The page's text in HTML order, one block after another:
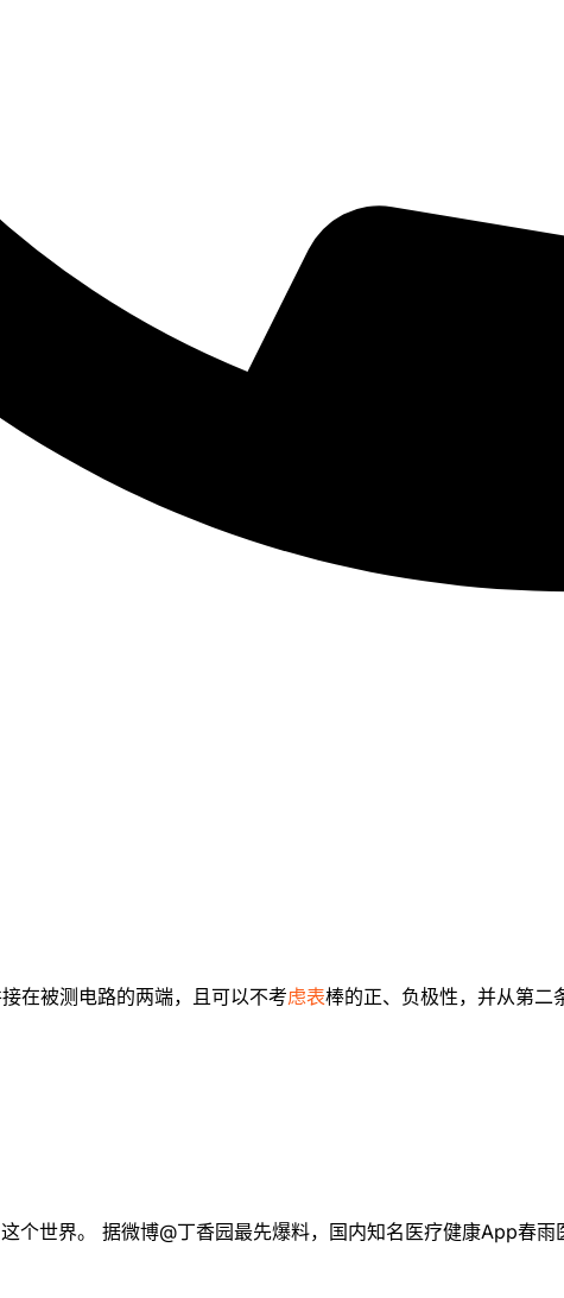
在被测电路的两端，且可以不考虑表棒的正、负极性，并从第二
个世界。 据微博@丁香园最先爆料，国内知名医疗健康App春